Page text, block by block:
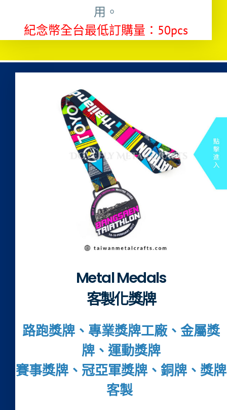
用。
紀念幣全台最低訂購量：50pcs
Metal Medals
客製化獎牌
路跑獎牌、專業獎牌工廠、金屬獎
牌、運動獎牌
賽事獎牌、冠亞軍獎牌、銅牌、獎牌
客製